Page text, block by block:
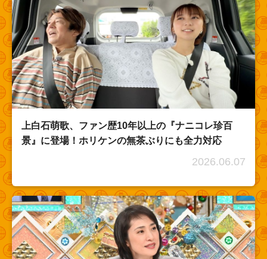
上白石萌歌、ファン歴10年以上の『ナニコレ珍百
景』に登場！ホリケンの無茶ぶりにも全力対応
2026.06.07